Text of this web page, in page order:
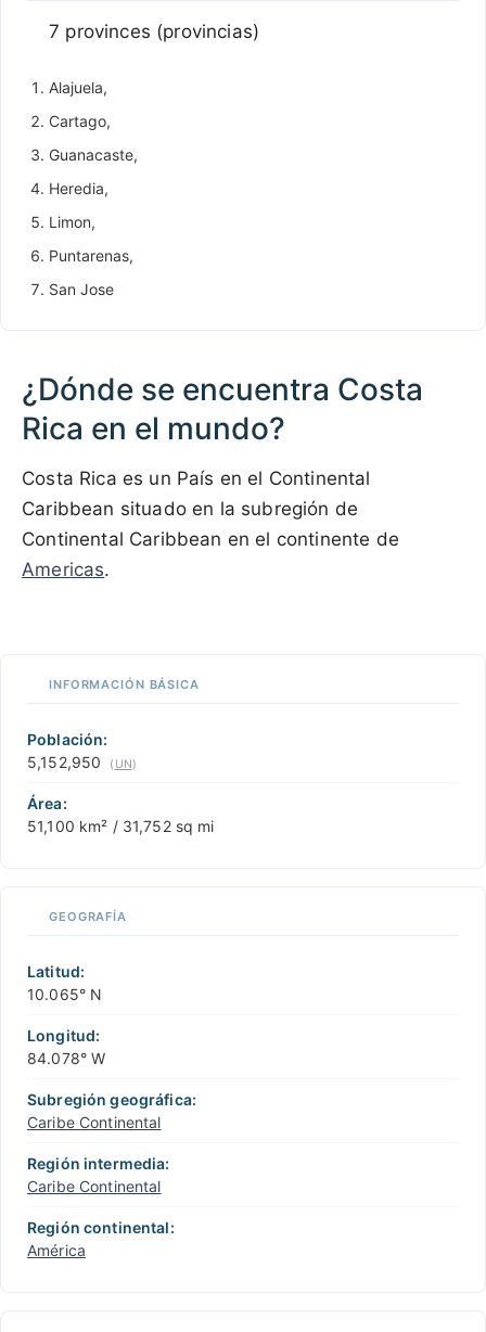
7 provinces (provincias)
Alajuela,
Cartago,
Guanacaste,
Heredia,
Limon,
Puntarenas,
San Jose
¿Dónde se encuentra Costa
Rica en el mundo?
Costa Rica es un País en el Continental
Caribbean situado en la subregión de
Continental Caribbean en el continente de
Americas.
−
INFORMACIÓN BÁSICA
Población:
5,152,950
( UN)
Área:
51,100 km² / 31,752 sq mi
GEOGRAFÍA
Latitud:
10.065° N
Longitud:
84.078° W
Subregión geográfica:
Caribe Continental
Región intermedia:
Caribe Continental
Región continental:
América